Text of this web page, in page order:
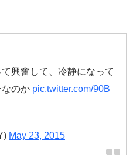
興奮して、冷静になって
のか pic.twitter.com/90B
May 23, 2015